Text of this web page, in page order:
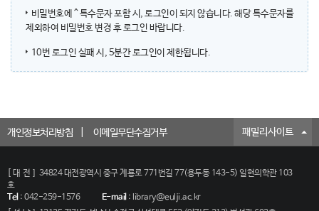
비밀번호에 ^ 특수문자 포함 시, 로그인이 되지 않습니다. 해당 특수문자를
제외하여 비밀번호 변경 후 로그인 바랍니다.
10번 로그인 실패 시, 5분간 로그인이 제한됩니다.
개인정보처리방침 이메일무단수집거부 패밀리사이트
[대전]
34824 대전광역시 중구 계룡로 771번길 77(용두동 143-5) 일현의학관 103
호
Tel: 042-259-1576 E-mail: library@eulji.ac.kr